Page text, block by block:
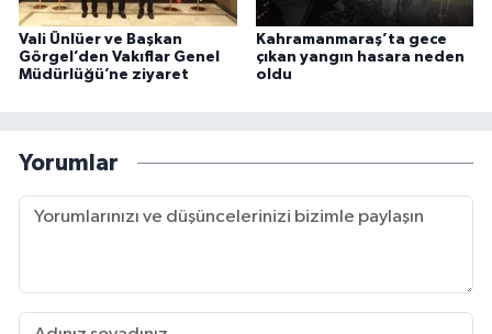
Vali Ünlüer ve Başkan
Görgel’den Vakıflar Genel
Müdürlüğü’ne ziyaret
Kahramanmaraş’ta gece
çıkan yangın hasara neden
oldu
Yorumlar